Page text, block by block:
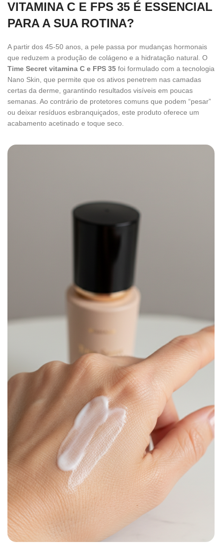
VITAMINA C E FPS 35 É ESSENCIAL
PARA A SUA ROTINA?
A partir dos 45-50 anos, a pele passa por mudanças hormonais
que reduzem a produção de colágeno e a hidratação natural. O
Time Secret vitamina C e FPS 35 foi formulado com a tecnologia
Nano Skin, que permite que os ativos penetrem nas camadas
certas da derme, garantindo resultados visíveis em poucas
semanas. Ao contrário de protetores comuns que podem “pesar”
ou deixar resíduos esbranquiçados, este produto oferece um
acabamento acetinado e toque seco.